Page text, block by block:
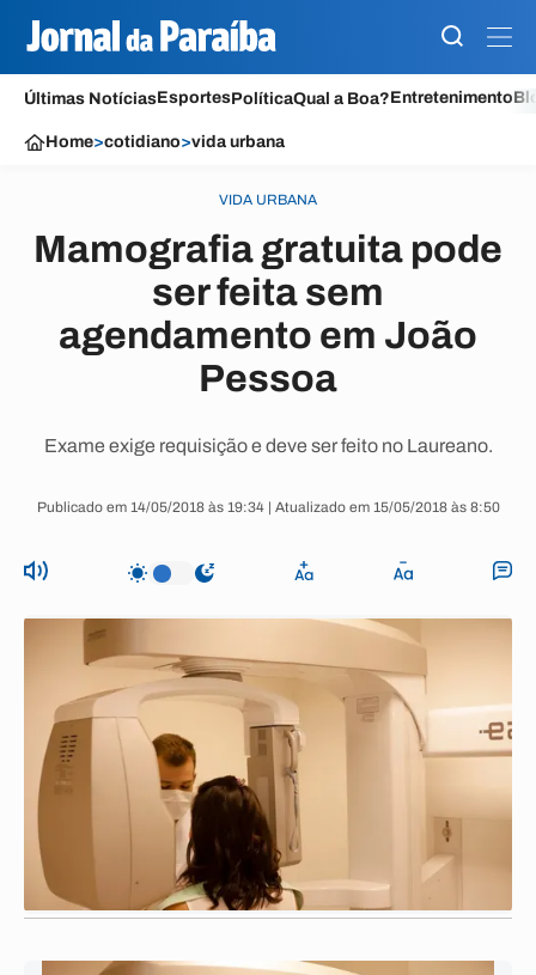
Últimas NotíciasEsportesPolíticaQual a Boa?Entretenimento
Home>cotidiano>vida urbana
VIDA URBANA
Mamografia gratuita pode
ser feita sem
agendamento em João
Pessoa
Exame exige requisição e deve ser feito no Laureano.
Publicado em 14/05/2018 às 19:34 | Atualizado em 15/05/2018 às 8:50